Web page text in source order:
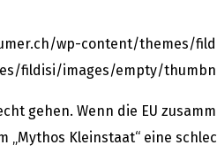
wp-content/themes/
fildisi/images/empty/
gehen. Wenn die EU
Kleinstaat“ eine